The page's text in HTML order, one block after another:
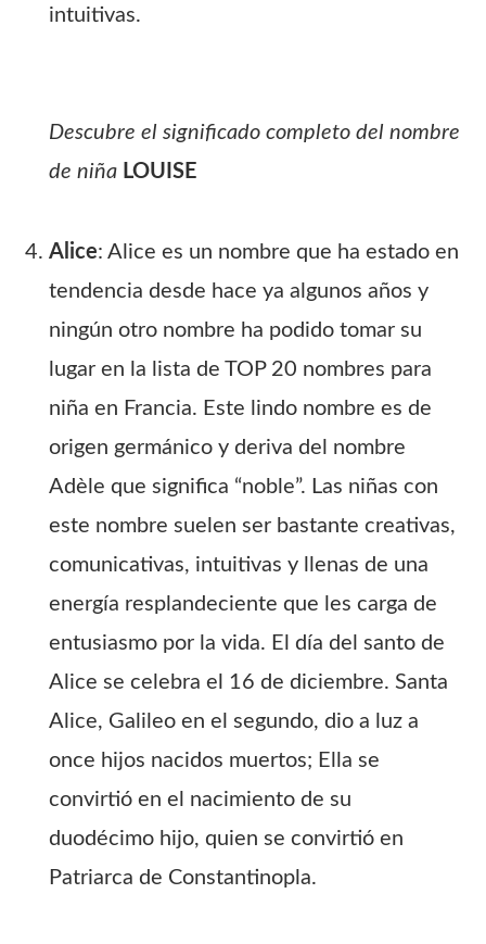
intuitivas.
Descubre el significado completo del nombre
de niña LOUISE
Alice: Alice es un nombre que ha estado en
tendencia desde hace ya algunos años y
ningún otro nombre ha podido tomar su
lugar en la lista de TOP 20 nombres para
niña en Francia. Este lindo nombre es de
origen germánico y deriva del nombre
Adèle que significa “noble”. Las niñas con
este nombre suelen ser bastante creativas,
comunicativas, intuitivas y llenas de una
energía resplandeciente que les carga de
entusiasmo por la vida. El día del santo de
Alice se celebra el 16 de diciembre. Santa
Alice, Galileo en el segundo, dio a luz a
once hijos nacidos muertos; Ella se
convirtió en el nacimiento de su
duodécimo hijo, quien se convirtió en
Patriarca de Constantinopla.